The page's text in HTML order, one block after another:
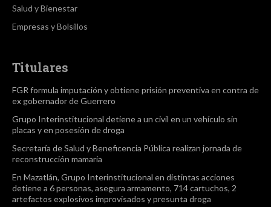
Salud y Bienestar
Empresas y Bolsillos
Titulares
FGR formula imputación y obtiene prisión preventiva en contra de
ex gobernador de Guerrero
Grupo Interinstitucional detiene a un civil en un vehículo sin
placas y en posesión de droga
Secretaría de Salud y Beneficencia Pública realizan jornada de
reconstrucción mamaria
En Mazatlán, Grupo Interinstitucional en distintas acciones
detiene a 6 personas, asegura armamento, 714 cartuchos, 2
artefactos explosivos improvisados y presunta droga